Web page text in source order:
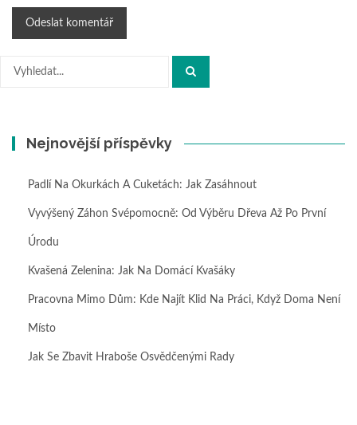
Hledat:
Nejnovější příspěvky
Padlí Na Okurkách A Cuketách: Jak Zasáhnout
Vyvýšený Záhon Svépomocně: Od Výběru Dřeva Až Po První
Úrodu
Kvašená Zelenina: Jak Na Domácí Kvašáky
Pracovna Mimo Dům: Kde Najít Klid Na Práci, Když Doma Není
Místo
Jak Se Zbavit Hraboše Osvědčenými Rady